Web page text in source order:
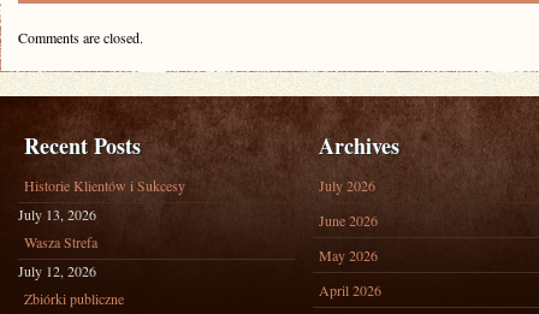
Comments are closed.
Recent Posts
Historie Klientów i Sukcesy
July 13, 2026
Wasza Strefa
July 12, 2026
Zbiórki publiczne
Archives
July 2026
June 2026
May 2026
April 2026